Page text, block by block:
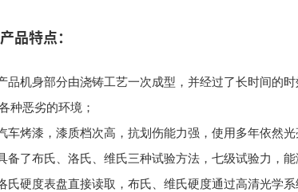
产品特点：
品机身部分由浇铸工艺一次成型，并经过了长时间的
种恶劣的环境；
车烤漆，漆质档次高，抗划伤能力强，使用多年依然光
备了布氏、洛氏、维氏三种试验方法，七级试验力，能
氏硬度表盘直接读取，布氏、维氏硬度通过高清光学系